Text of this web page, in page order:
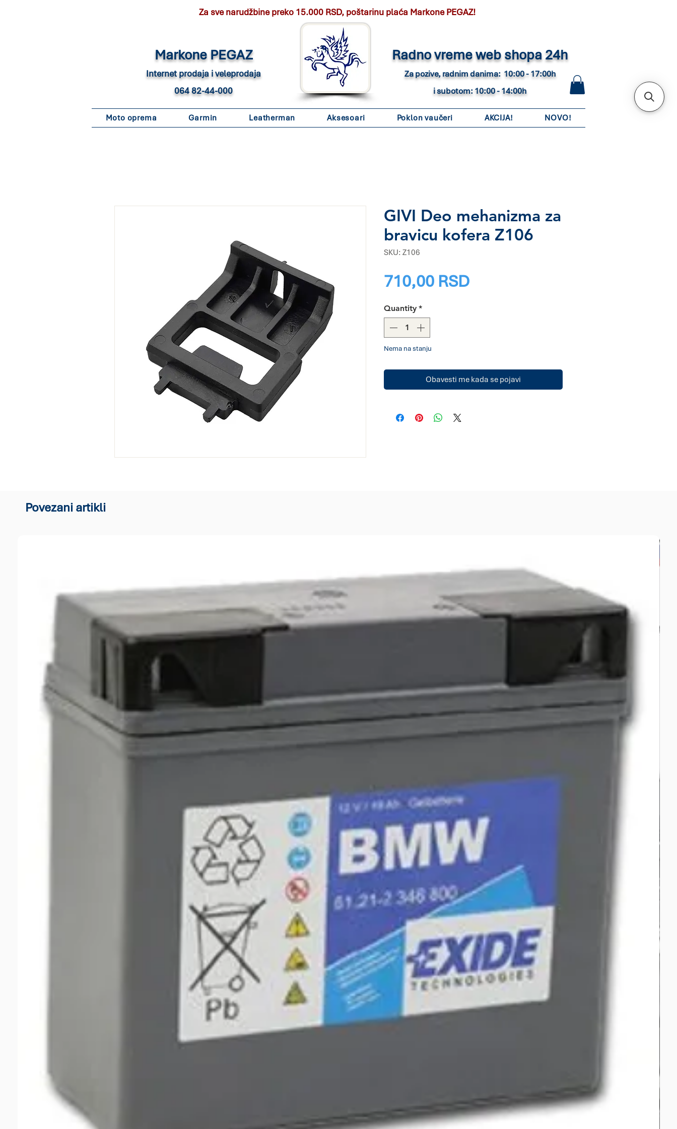
Za sve narudžbine preko 15.000 RSD, poštarinu plaća Markone PEGAZ!
Markone PEGAZ
Internet prodaja i veleprodaja
064 82-44-000
Radno vreme web shopa 24h
Za pozive, radnim danima: 10:00 - 17:00h
i subotom: 10:00 - 14:00h
Moto oprema Garmin Leatherman Aksesoari Poklon vaučeri AKCIJA! NOVO!
GIVI Deo mehanizma za
bravicu kofera Z106
SKU: Z106
710,00 RSDPrice
Quantity *
Nema na stanju
Obavesti me kada se pojavi
Povezani artikli